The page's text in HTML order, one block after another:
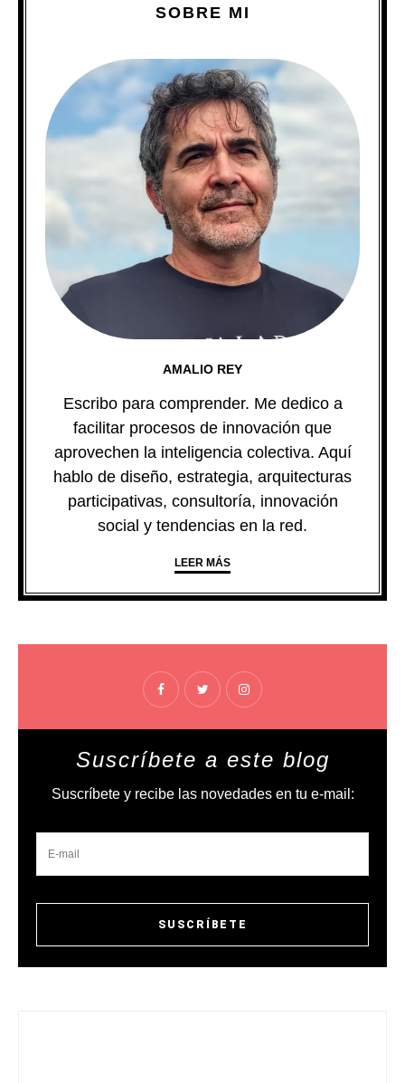
SOBRE MI
AMALIO REY
Escribo para comprender. Me dedico a
facilitar procesos de innovación que
aprovechen la inteligencia colectiva. Aquí
hablo de diseño, estrategia, arquitecturas
participativas, consultoría, innovación
social y tendencias en la red.
LEER MÁS
Suscríbete a este blog
Suscríbete y recibe las novedades en tu e-mail: